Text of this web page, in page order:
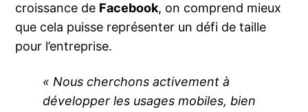
croissance de Facebook, on comprend mieux
que cela puisse représenter un défi de taille
pour l’entreprise.
« Nous cherchons activement à
développer les usages mobiles, bien